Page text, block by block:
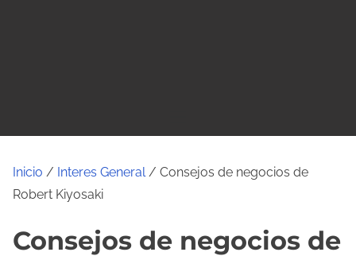
Inicio / Interes General/ Consejos de negocios de
Robert Kiyosaki
Consejos de negocios de